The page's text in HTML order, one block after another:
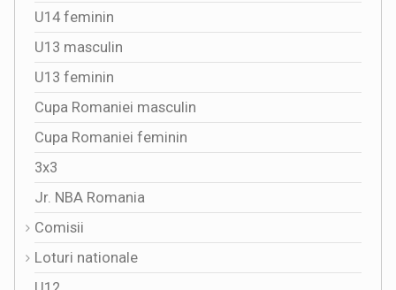
U14 feminin
U13 masculin
U13 feminin
Cupa Romaniei masculin
Cupa Romaniei feminin
3x3
Jr. NBA Romania
Comisii
Loturi nationale